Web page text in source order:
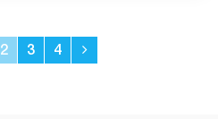
2 3 4